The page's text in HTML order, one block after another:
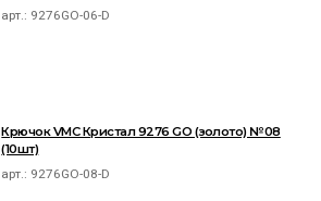
арт.: 9276GO-06-D
Крючок VMC Кристал 9276 GO (золото) №08
(10шт)
арт.: 9276GO-08-D